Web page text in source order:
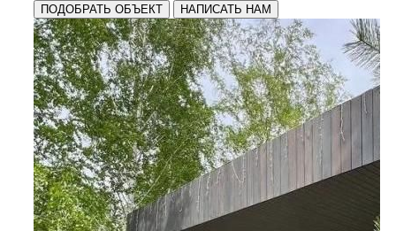
ПОДОБРАТЬ ОБЪЕКТ НАПИСАТЬ НАМ